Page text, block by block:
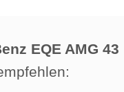
EQE AMG 43